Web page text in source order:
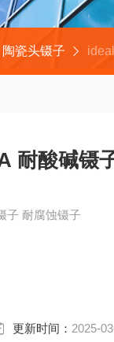
陶瓷头镊子
耐酸碱镊
子 耐腐蚀镊子
更新时间： 2025-